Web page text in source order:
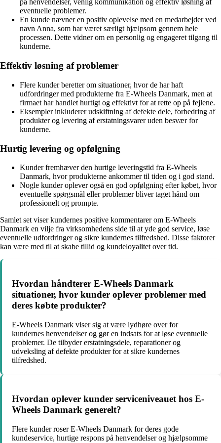
på henvendelser, venlig kommunikation og effektiv løsning af
eventuelle problemer.
En kunde nævner en positiv oplevelse med en medarbejder ved
navn Anna, som har været særligt hjælpsom gennem hele
processen. Dette vidner om en personlig og engageret tilgang til
kunderne.
Effektiv løsning af problemer
Flere kunder beretter om situationer, hvor de har haft
udfordringer med produkterne fra E-Wheels Danmark, men at
firmaet har handlet hurtigt og effektivt for at rette op på fejlene.
Eksempler inkluderer udskiftning af defekte dele, forbedring af
produkter og levering af erstatningsvarer uden besvær for
kunderne.
Hurtig levering og opfølgning
Kunder fremhæver den hurtige leveringstid fra E-Wheels
Danmark, hvor produkterne ankommer til tiden og i god stand.
Nogle kunder oplever også en god opfølgning efter købet, hvor
eventuelle spørgsmål eller problemer bliver taget hånd om
professionelt og prompte.
Samlet set viser kundernes positive kommentarer om E-Wheels
Danmark en vilje fra virksomhedens side til at yde god service, løse
eventuelle udfordringer og sikre kundernes tilfredshed. Disse faktorer
kan være med til at skabe tillid og kundeloyalitet over tid.
Hvordan håndterer E-Wheels Danmark
situationer, hvor kunder oplever problemer med
deres købte produkter?
E-Wheels Danmark viser sig at være lydhøre over for
kundernes henvendelser og gør en indsats for at løse eventuelle
problemer. De tilbyder erstatningsdele, reparationer og
udveksling af defekte produkter for at sikre kundernes
tilfredshed.
Hvordan oplever kunder serviceniveauet hos E-
Wheels Danmark generelt?
Flere kunder roser E-Wheels Danmark for deres gode
kundeservice, hurtige respons på henvendelser og hjælpsomme